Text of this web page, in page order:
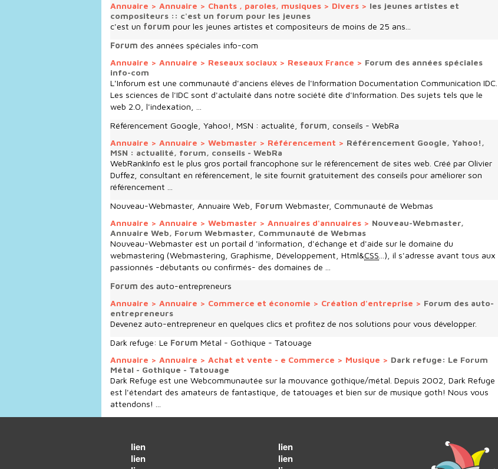
Annuaire > Annuaire > Chants , paroles, musiques > Divers > les jeunes artistes et
compositeurs :: c'est un forum pour les jeunes
c'est un forum pour les jeunes artistes et compositeurs de moins de 25 ans...
Forum des années spéciales info-com
Annuaire > Annuaire > Reseaux sociaux > Reseaux France > Forum des années spéciales
info-com
L'Inforum est une communauté d'anciens élèves de l'Information Documentation Communication IDC.
Les sciences de l'IDC sont d'actulaité dans notre société dite d'Information. Des sujets tels que le
web 2.0, l'indexation, ...
Référencement Google, Yahoo!, MSN : actualité,
forum , conseils - WebRa
Annuaire > Annuaire > Webmaster > Référencement > Référencement Google, Yahoo!,
MSN : actualité, forum, conseils - WebRa
WebRankInfo est le plus gros portail francophone sur le référencement de sites web. Créé par Olivier
Duffez, consultant en référencement, le site fournit gratuitement des conseils pour améliorer son
référencement ...
Nouveau-Webmaster, Annuaire Web,
Forum Webmaster, Communauté de Webmas
Annuaire > Annuaire > Webmaster > Annuaires d'annuaires > Nouveau-Webmaster,
Annuaire Web, Forum Webmaster, Communauté de Webmas
Nouveau-Webmaster est un portail d 'information, d'échange et d'aide sur le domaine du
webmastering (Webmastering, Graphisme, Développement, Html&CSS ...), il s'adresse avant tous aux
passionnés -débutants ou confirmés- des domaines de ...
Forum des auto-entrepreneurs
Annuaire > Annuaire > Commerce et économie > Création d'entreprise > Forum des auto-
entrepreneurs
Devenez auto-entrepreneur en quelques clics et profitez de nos solutions pour vous développer.
Dark refuge: Le Forum Métal - Gothique - Tatouage
Annuaire > Annuaire > Achat et vente - e Commerce > Musique > Dark refuge: Le Forum
Métal - Gothique - Tatouage
Dark Refuge est une Webcommunautée sur la mouvance gothique/métal. Depuis 2002, Dark Refuge
est l'étendart des amateurs de fantastique, de tatouages et bien sur de musique goth! Nous vous
attendons! ...
lien
lien
lien
lien